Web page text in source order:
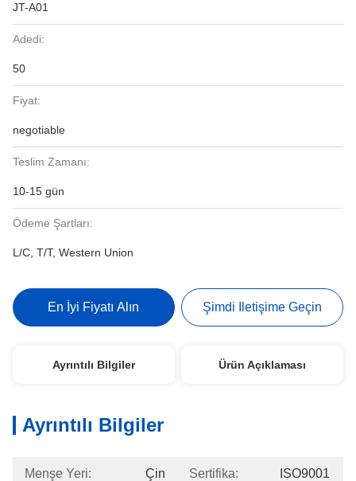
JT-A01
Adedi:
50
Fiyat:
negotiable
Teslim Zamanı:
10-15 gün
Ödeme Şartları:
L/C, T/T, Western Union
En İyi Fiyatı Alın Şimdi Iletişime Geçin
Ayrıntılı Bilgiler Ürün Açıklaması
Ayrıntılı Bilgiler
Menşe Yeri: Çin Sertifika: ISO9001